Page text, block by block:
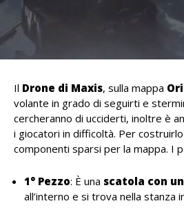
Il Drone di Maxis, sulla mappa
volante in grado di seguirti e
cercheranno di ucciderti, inoltre è
i giocatori in difficoltà. Per
componenti sparsi per la mappa. I
1° Pezzo: È una scatola con
all’interno e si trova nella stanza